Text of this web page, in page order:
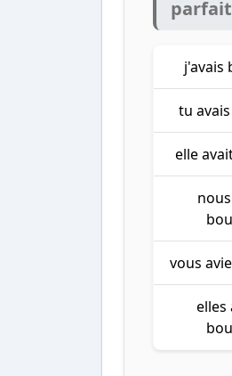
parfait
j'avais
tu
elle
vous
elles